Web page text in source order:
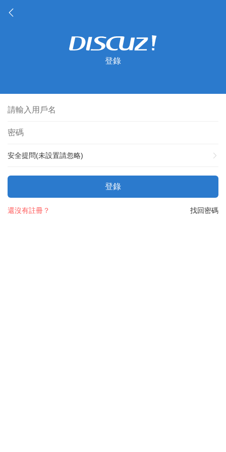
登錄
安全提問(未設置請忽略)
登錄
找回密碼
還沒有註冊？